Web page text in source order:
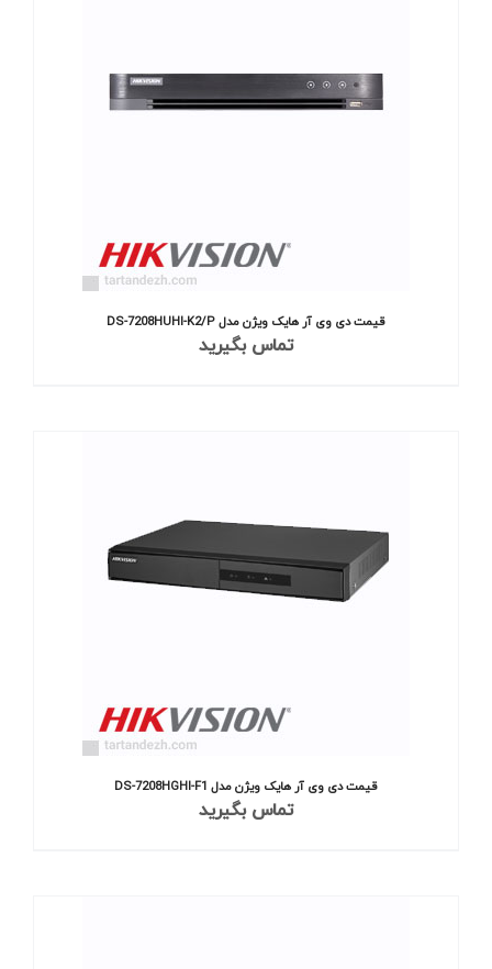
قیمت دی وی آر هایک ویژن مدل DS-7208HUHI-K2/P
تماس بگیرید
قیمت دی وی آر هایک ویژن مدل DS-7208HGHI-F1
تماس بگیرید